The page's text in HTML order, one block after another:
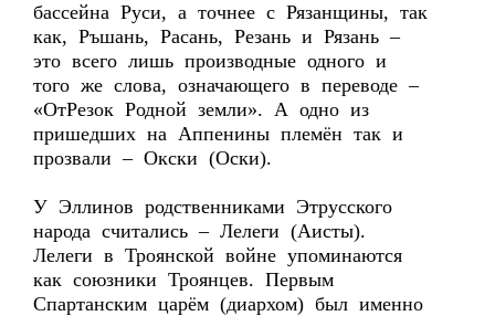
бассейна Руси, а точнее с Рязанщины, так
как, Ръшань, Расань, Резань и Рязань –
это всего лишь производные одного и
того же слова, означающего в переводе –
«ОтРезок Родной земли». А одно из
пришедших на Аппенины племён так и
прозвали – Окски (Оски).
У Эллинов родственниками Этрусского
народа считались – Лелеги (Аисты).
Лелеги в Троянской войне упоминаются
как союзники Троянцев. Первым
Спартанским царём (диархом) был именно